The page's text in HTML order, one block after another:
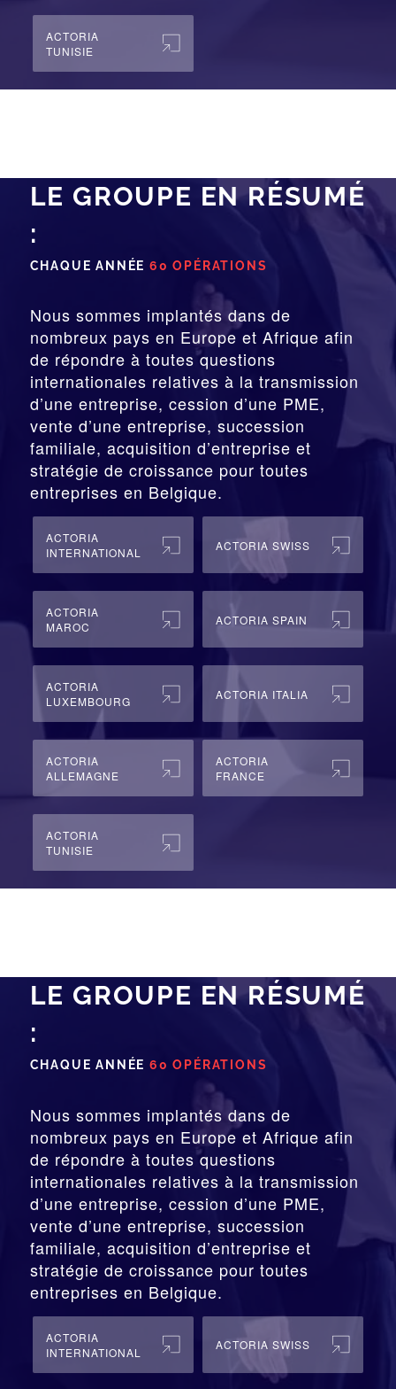
ACTORIA
TUNISIE
LE GROUPE EN RÉSUMÉ
:
CHAQUE ANNÉE 60 OPÉRATIONS
Nous sommes implantés dans de
nombreux pays en Europe et Afrique afin
de répondre à toutes questions
internationales relatives à la transmission
d’une entreprise, cession d’une PME,
vente d’une entreprise, succession
familiale, acquisition d’entreprise et
stratégie de croissance pour toutes
entreprises en Belgique.
ACTORIA
INTERNATIONAL
ACTORIA SWISS
ACTORIA
MAROC
ACTORIA SPAIN
ACTORIA
LUXEMBOURG
ACTORIA ITALIA
ACTORIA
ALLEMAGNE
ACTORIA
FRANCE
ACTORIA
TUNISIE
LE GROUPE EN RÉSUMÉ
:
CHAQUE ANNÉE 60 OPÉRATIONS
Nous sommes implantés dans de
nombreux pays en Europe et Afrique afin
de répondre à toutes questions
internationales relatives à la transmission
d’une entreprise, cession d’une PME,
vente d’une entreprise, succession
familiale, acquisition d’entreprise et
stratégie de croissance pour toutes
entreprises en Belgique.
ACTORIA
INTERNATIONAL
ACTORIA SWISS